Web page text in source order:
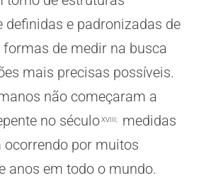
definidas e padronizadas de
formas de medir na busca
mais precisas possíveis.
não começaram a
no século XVIII;
medidas
ocorrendo por muitos
anos em todo o mundo.